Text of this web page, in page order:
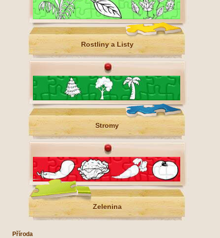
Rostliny a Listy
Stromy
Zelenina
Příroda